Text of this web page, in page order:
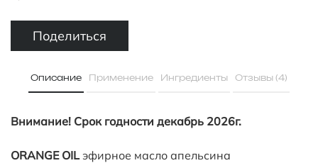
Поделиться
Описание Применение Ингредиенты Отзывы (4)
Внимание! Срок годности декабрь 2026г.
ORANGE OIL эфирное масло апельсина